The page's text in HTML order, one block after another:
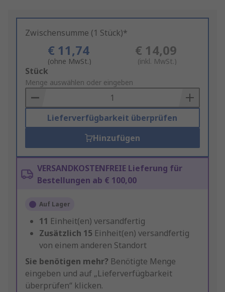
Zwischensumme (1 Stück)*
€ 11,74
(ohne MwSt.)
€ 14,09
(inkl. MwSt.)
Add
to
Basket
Stück
Menge auswählen oder eingeben
Lieferverfügbarkeit überprüfen
Hinzufügen
VERSANDKOSTENFREIE Lieferung für
Bestellungen ab € 100,00
Auf Lager
11 Einheit(en) versandfertig
Zusätzlich 15 Einheit(en) versandfertig
von einem anderen Standort
Sie benötigen mehr? Benötigte Menge
eingeben und auf „Lieferverfügbarkeit
überprüfen“ klicken.